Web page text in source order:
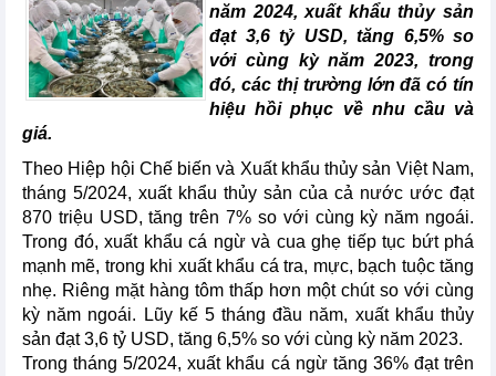
năm 2024, xuất khẩu thủy sản
đạt 3,6 tỷ USD, tăng 6,5% so
với cùng kỳ năm 2023, trong
đó, các thị trường lớn đã có tín
hiệu hồi phục về nhu cầu và
giá.
Theo Hiệp hội Chế biến và Xuất khẩu thủy sản Việt Nam,
tháng 5/2024, xuất khẩu thủy sản của cả nước ước đạt
870 triệu USD, tăng trên 7% so với cùng kỳ năm ngoái.
Trong đó, xuất khẩu cá ngừ và cua ghẹ tiếp tục bứt phá
mạnh mẽ, trong khi xuất khẩu cá tra, mực, bạch tuộc tăng
nhẹ. Riêng mặt hàng tôm thấp hơn một chút so với cùng
kỳ năm ngoái. Lũy kế 5 tháng đầu năm, xuất khẩu thủy
sản đạt 3,6 tỷ USD, tăng 6,5% so với cùng kỳ năm 2023.
Trong tháng 5/2024, xuất khẩu cá ngừ tăng 36% đạt trên